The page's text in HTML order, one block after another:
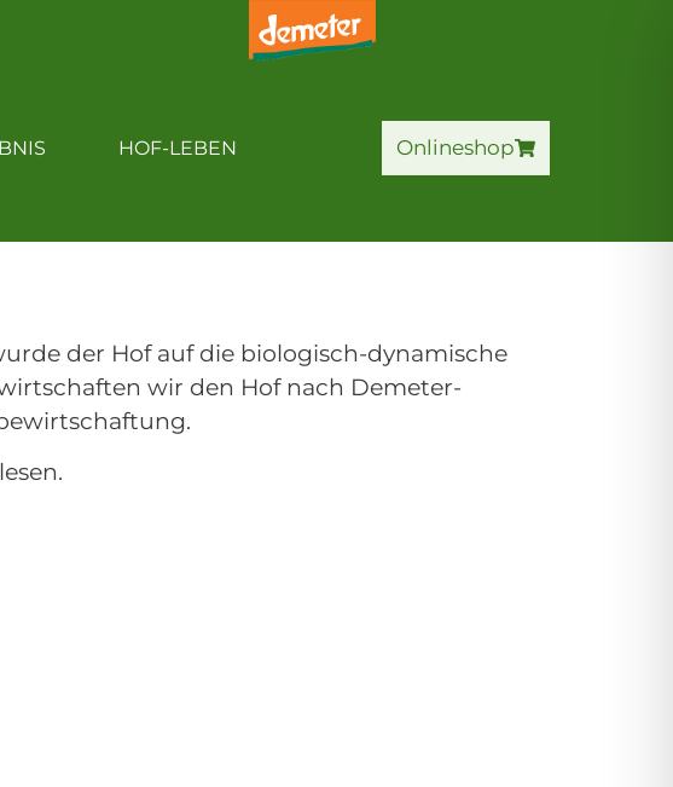
HOF-LEBEN Onlineshop
Onlineshop
der Hof auf die biologisch-dynamische
wir den Hof nach Demeter-